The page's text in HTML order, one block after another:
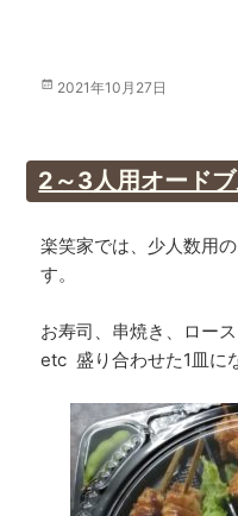
投
2021年10月27日
2～3人用オード
楽笑家では、少人数用
す。
お寿司、串焼き、ロー
etc 盛り合わせた1皿に